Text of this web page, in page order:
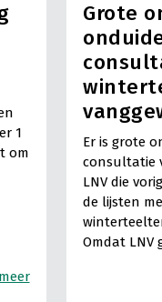
1
om
Grote
Er is grote
consultatie
LNV die
de lijsten
Omdat LNV